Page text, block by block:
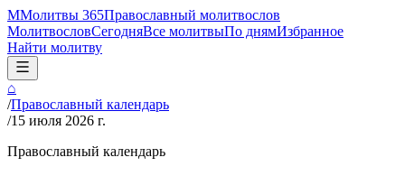
ММолитвы 365Православный молитвослов
МолитвословСегодняВсе молитвыПо днямИзбранное
Найти молитву
⌂
/Православный календарь
/15 июля 2026 г.
Православный календарь